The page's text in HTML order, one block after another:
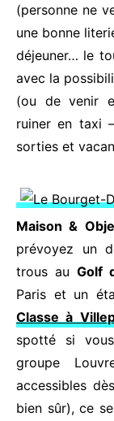
(personne ne
une bonne
déjeuner… le
avec la
(ou de venir
ruiner en taxi
sorties et
Maison &
prévoyez un
trous au Golf
Paris et un
Classe à
spotté si
groupe
accessibles
bien sûr), ce